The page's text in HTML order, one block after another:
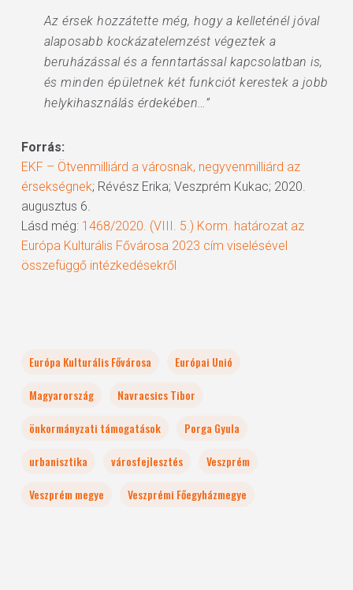
Az érsek hozzátette még, hogy a kelleténél jóval
alaposabb kockázatelemzést végeztek a
beruházással és a fenntartással kapcsolatban is,
és minden épületnek két funkciót kerestek a jobb
helykihasználás érdekében…”
Forrás:
EKF – Ötvenmilliárd a városnak, negyvenmilliárd az
érsekségnek; Révész Erika; Veszprém Kukac; 2020.
augusztus 6.
Lásd még: 1468/2020. (VIII. 5.) Korm. határozat az
Európa Kulturális Fővárosa 2023 cím viselésével
összefüggő intézkedésekről
Európa Kulturális Fővárosa
Európai Unió
Magyarország
Navracsics Tibor
önkormányzati támogatások
Porga Gyula
urbanisztika
városfejlesztés
Veszprém
Veszprém megye
Veszprémi Főegyházmegye